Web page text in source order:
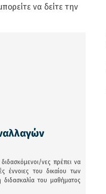
να δείτε την
νες πρέπει να
έννοιες του δικαίου των
διδασκαλία του μαθήματος